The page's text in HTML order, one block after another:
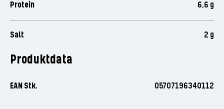
Protein 6,6 g
Salt 2 g
Produktdata
EAN Stk. 05707196340112